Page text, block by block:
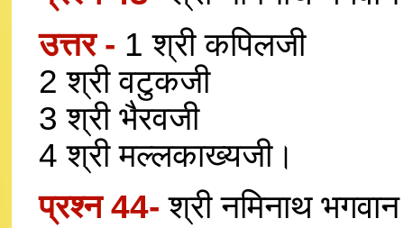
उत्तर - 1 श्री कपिलजी
2 श्री वटुकजी
3 श्री भैरवजी
4 श्री मल्लकाख्यजी।
प्रश्न 44-श्री नमिनाथ